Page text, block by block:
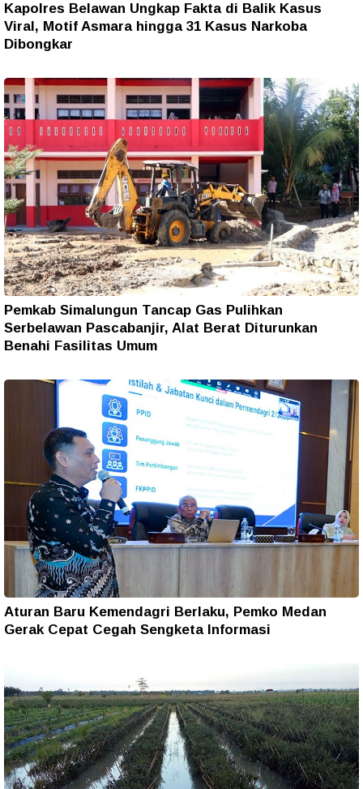
Kapolres Belawan Ungkap Fakta di Balik Kasus
Viral, Motif Asmara hingga 31 Kasus Narkoba
Dibongkar
Pemkab Simalungun Tancap Gas Pulihkan
Serbelawan Pascabanjir, Alat Berat Diturunkan
Benahi Fasilitas Umum
Aturan Baru Kemendagri Berlaku, Pemko Medan
Gerak Cepat Cegah Sengketa Informasi